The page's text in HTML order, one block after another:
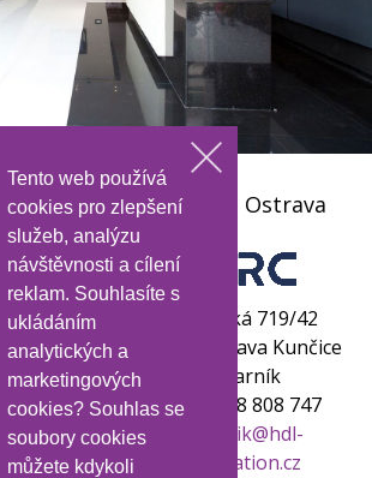
Tento web používá
cookies pro zlepšení
služeb, analýzu
návštěvnosti a cílení
reklam. Souhlasíte s
ukládáním
analytických a
marketingových
cookies? Souhlas se
soubory cookies
můžete kdykoli
s.r.o.
2c
4
763
Pobočka Ostrava
Meziveská 719/42
719 00 Ostrava Kunčice
Jiří Farník
(+420) 608 808 747
jiri.farnik@hdl-
automation.cz